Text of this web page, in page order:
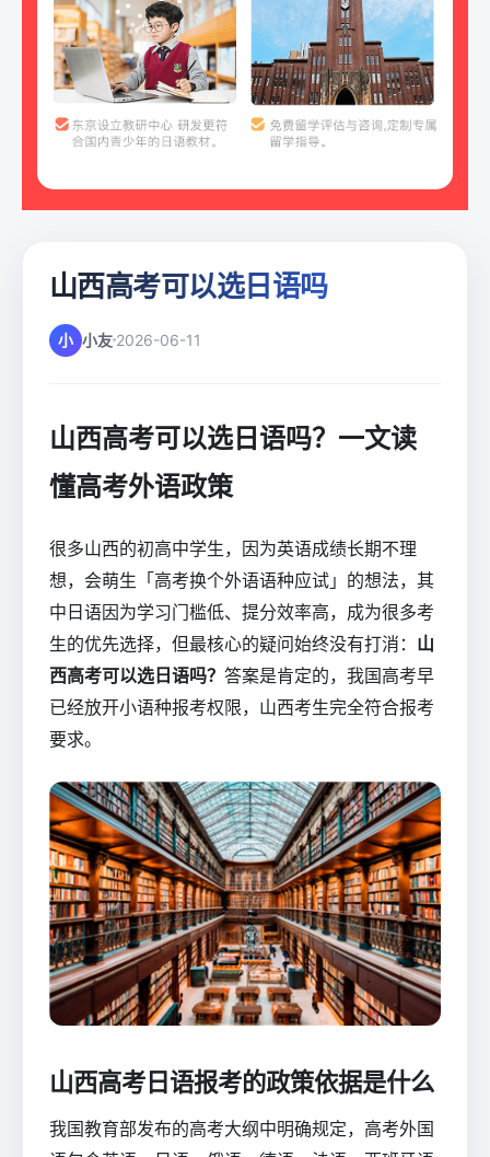
山西高考可以选日语吗
小 小友 2026-06-11
山西高考可以选日语吗？一文读
懂高考外语政策
很多山西的初高中学生，因为英语成绩长期不理
想，会萌生「高考换个外语语种应试」的想法，其
中日语因为学习门槛低、提分效率高，成为很多考
生的优先选择，但最核心的疑问始终没有打消： 山
西高考可以选日语吗？ 答案是肯定的，我国高考早
已经放开小语种报考权限，山西考生完全符合报考
要求。
山西高考日语报考的政策依据是什么
我国教育部发布的高考大纲中明确规定，高考外国